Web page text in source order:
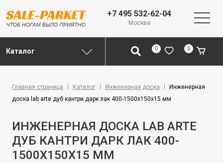
+7 495 532-62-04
Москва
Каталог 0 0
Главная страница Каталог Инженерная доска
Инженерная
доска lab arte дуб кантри дарк лак 400-1500x150x15 мм
ИНЖЕНЕРНАЯ ДОСКА LAB ARTE
ДУБ КАНТРИ ДАРК ЛАК 400-
1500X150X15 ММ